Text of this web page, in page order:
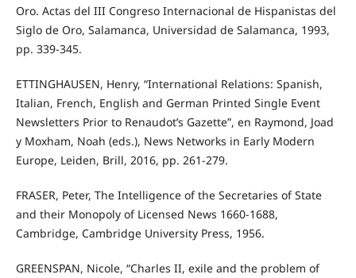
Oro. Actas del III Congreso Internacional de Hispanistas del
Siglo de Oro, Salamanca, Universidad de Salamanca, 1993,
pp. 339-345.
ETTINGHAUSEN, Henry, “International Relations: Spanish,
Italian, French, English and German Printed Single Event
Newsletters Prior to Renaudot’s Gazette”, en Raymond, Joad
y Moxham, Noah (eds.), News Networks in Early Modern
Europe, Leiden, Brill, 2016, pp. 261-279.
FRASER, Peter, The Intelligence of the Secretaries of State
and their Monopoly of Licensed News 1660-1688,
Cambridge, Cambridge University Press, 1956.
GREENSPAN, Nicole, “Charles II, exile and the problem of